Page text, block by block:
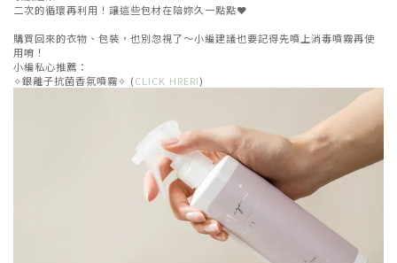
二次的循環再利用！讓這些包材在陪妳久一點點❤️
購買回來的衣物、包裝，也別忽視了～小編建議也要記得先噴上消毒噴霧再使
用唷！
小編私心推薦：
✧銀離子抗菌香氛噴霧✧ (CLICK HRER!)